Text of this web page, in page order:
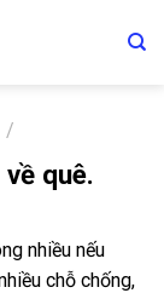
/
quê.
nhiều nếu
chỗ chống,